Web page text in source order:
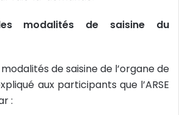
modalités de saisine du
de saisine de l’organe de
aux participants que l’ARSE
: